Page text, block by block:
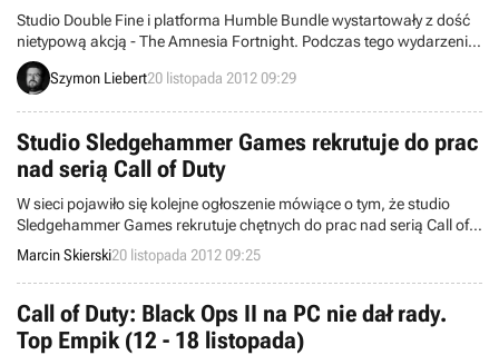
Studio Double Fine i platforma Humble Bundle wystartowały z dość
nietypową akcją - The Amnesia Fortnight. Podczas tego wydarzenia
deweloper stworzy prototypy czterech gier wybranych przez graczy,
którzy będą mogli śledzić proces w serii filmów.
Szymon Liebert20 listopada 2012 09:29
Studio Sledgehammer Games rekrutuje do prac
nad serią Call of Duty
W sieci pojawiło się kolejne ogłoszenie mówiące o tym, że studio
Sledgehammer Games rekrutuje chętnych do prac nad serią Call of
Duty. Może to oznaczać, że kolejna część popularnego cyklu
zostanie stworzona przez amerykańskiego dewelopera - nie
wiadomo tylko, czy wyłącznie przez jeden zespół.
Marcin Skierski20 listopada 2012 09:25
Call of Duty: Black Ops II na PC nie dał rady.
Top Empik (12 - 18 listopada)